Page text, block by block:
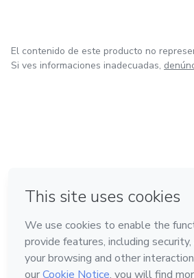
El contenido de este producto no
Si ves informaciones inadecuadas,
Hecho con❤ en Ciudad de México
Conoce Hotmart